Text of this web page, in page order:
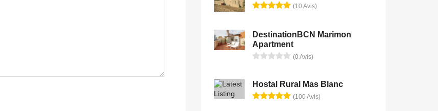
(10 Avis)
DestinationBCN Marimon
Apartment
(0 Avis)
Hostal Rural Mas Blanc
(100 Avis)